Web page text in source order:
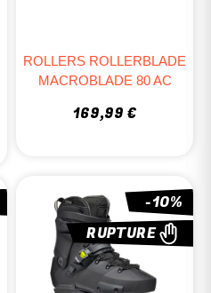
ROLLERS ROLLERBLADE
MACROBLADE 80 AC
169,99 €
-10%
RUPTURE